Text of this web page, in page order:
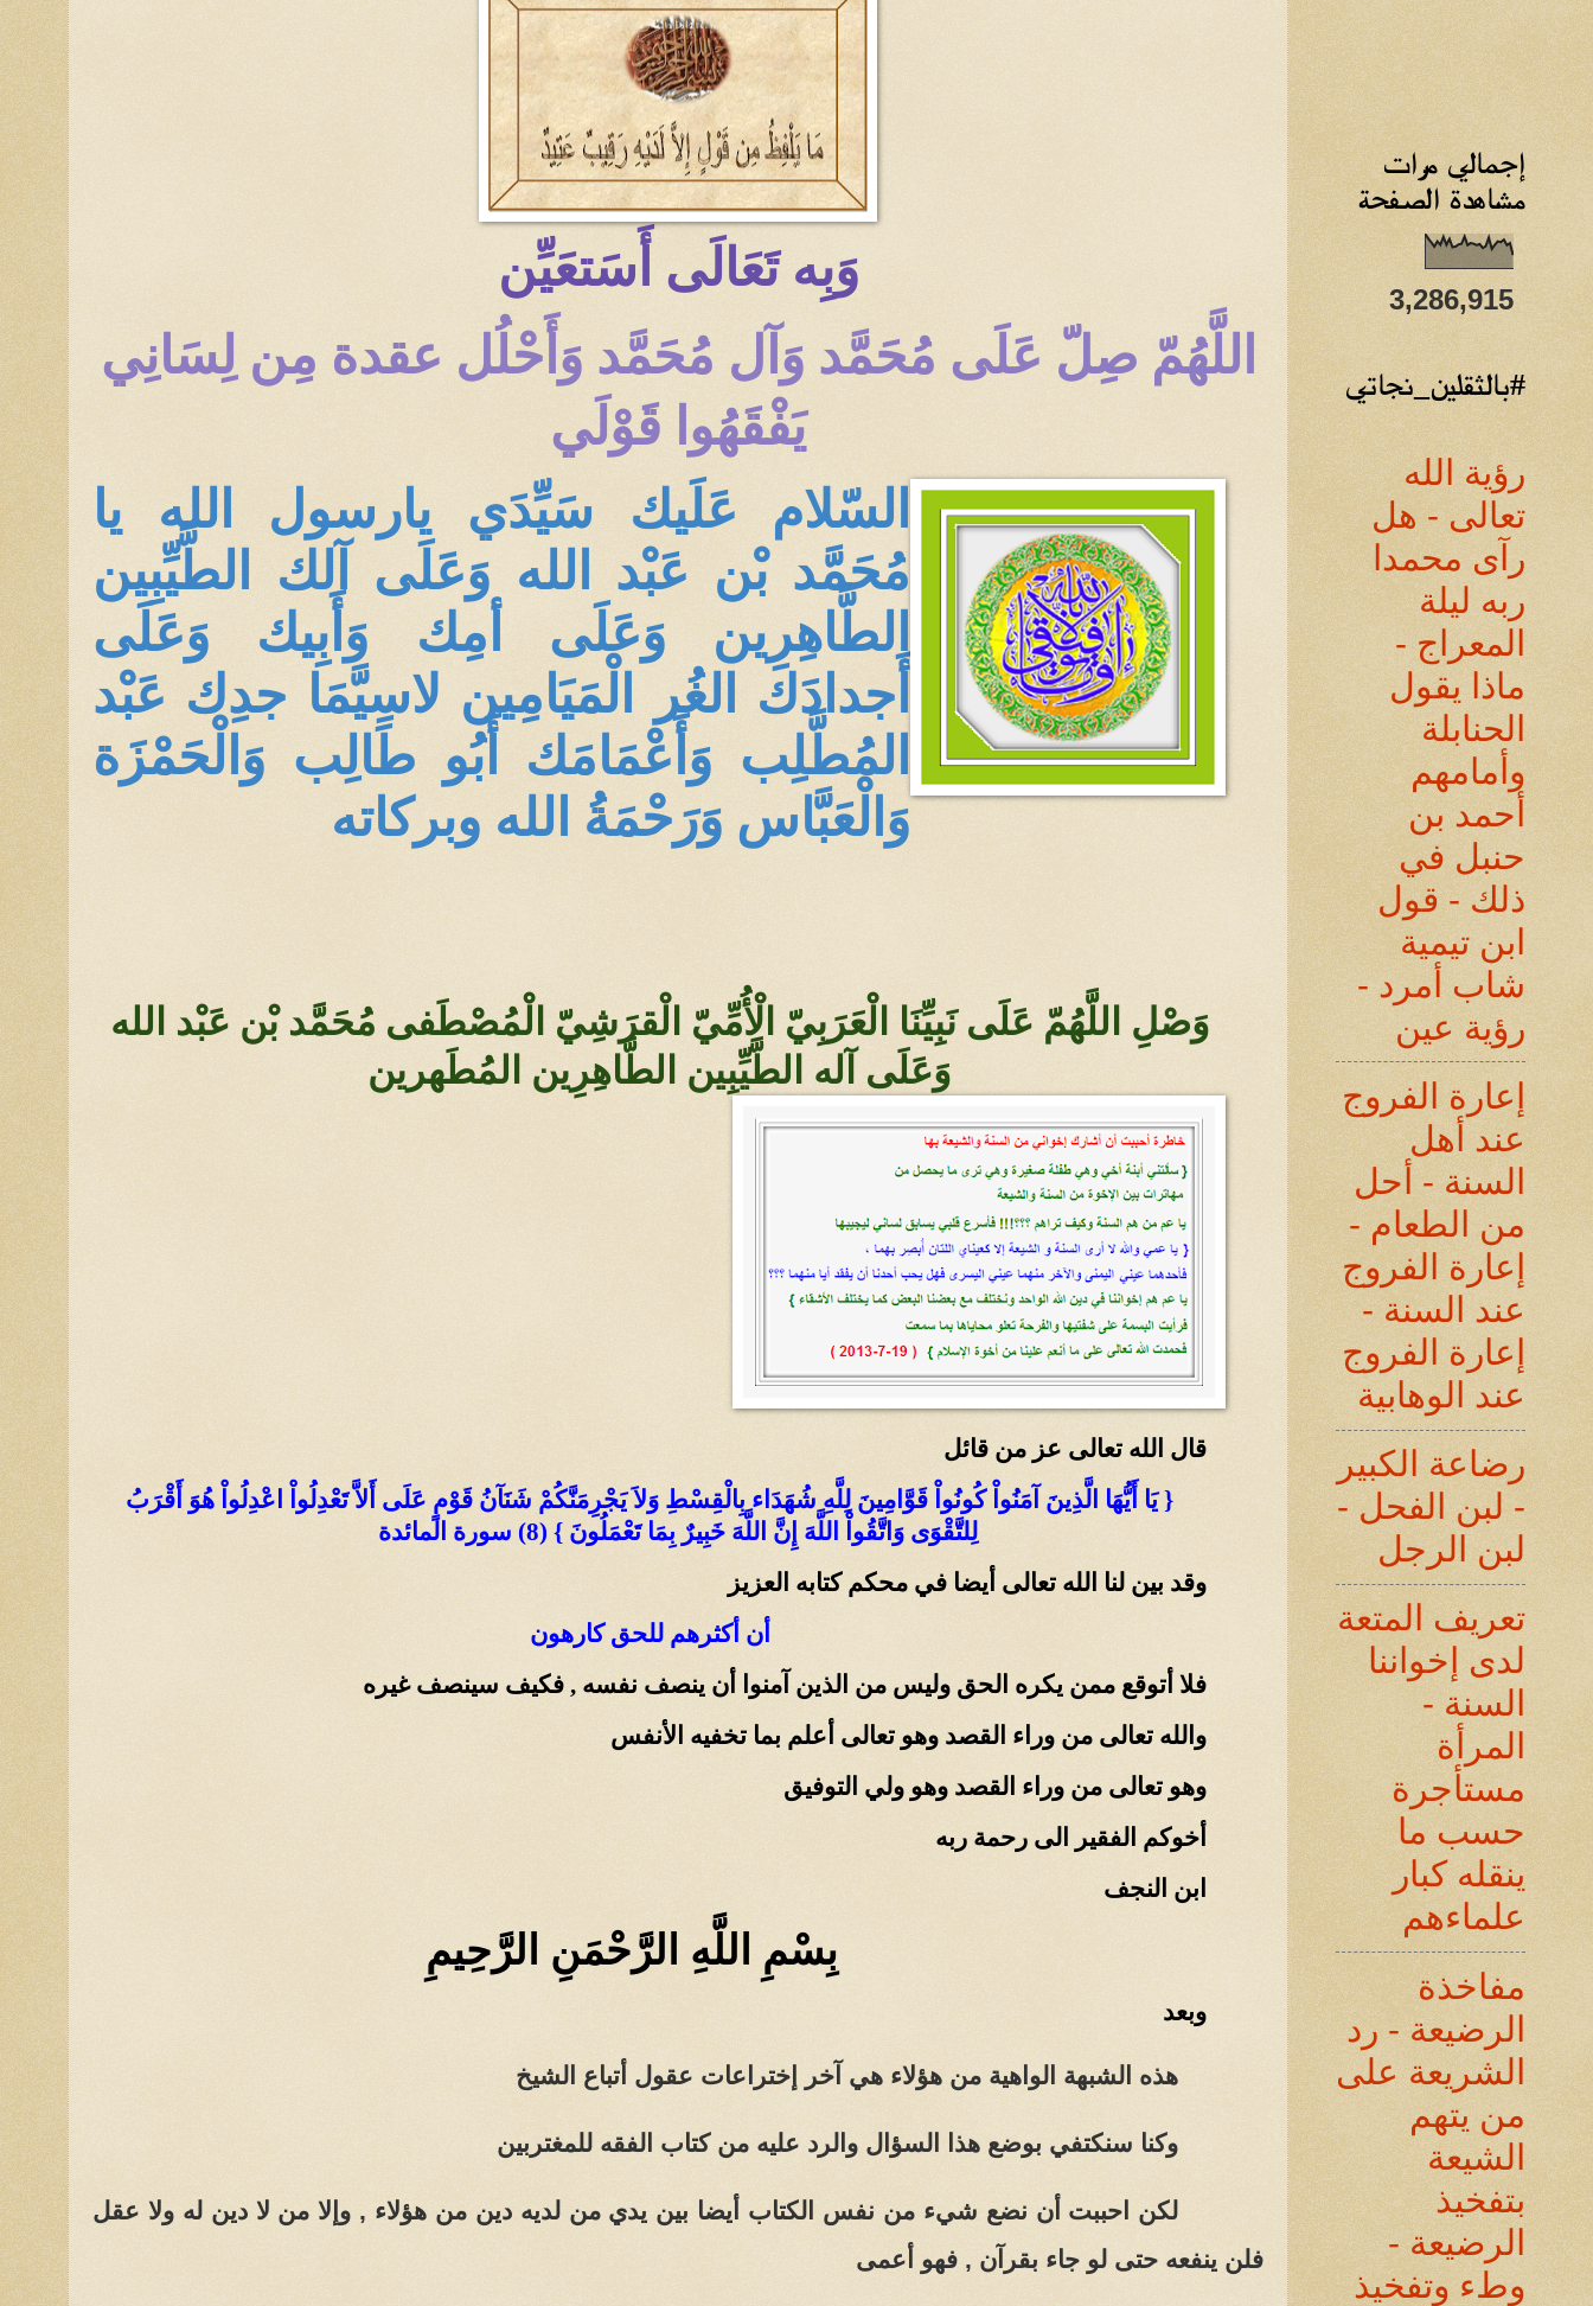
وَبِه تَعَالَى أَسَتعَيِّن
اللَّهُمّ صِلّ عَلَى مُحَمَّد وَآل مُحَمَّد وَأَحْلُل عقدة مِن لِسَانِي
يَفْقَهُوا قَوْلَي
السّلام عَلَيك سَيِّدَي يارسول الله يا
مُحَمَّد بْن عَبْد الله وَعَلَى آلك الطَّيِّبِين
الطَّاهِرِين وَعَلَى أمِك وَأَبِيك وَعَلَى
أَجدادَك الغُر الْمَيَامِين لاسِيَّمَا جدِك عَبْد
المُطَّلِب وَأَعْمَامَك أَبُو طَالِب وَالْحَمْزَة
وَالْعَبَّاس وَرَحْمَةُ الله وبركاته
وَصْلِ اللَّهُمّ عَلَى نَبِيِّنَا الْعَرَبِيّ الْأُمِّيّ الْقرَشِيّ الْمُصْطَفى مُحَمَّد بْن عَبْد الله
وَعَلَى آله الطَّيِّبِين الطَّاهِرِين المُطَهرين
قال الله تعالى عز من قائل
{ يَا أَيُّهَا الَّذِينَ آمَنُواْ كُونُواْ قَوَّامِينَ لِلَّهِ شُهَدَاء بِالْقِسْطِ وَلاَ يَجْرِمَنَّكُمْ شَنَآنُ قَوْمٍ عَلَى أَلاَّ تَعْدِلُواْ اعْدِلُواْ هُوَ أَقْرَبُ
لِلتَّقْوَى وَاتَّقُواْ اللَّهَ إِنَّ اللَّهَ خَبِيرٌ بِمَا تَعْمَلُونَ } (8) سورة المائدة
وقد بين لنا الله تعالى أيضا في محكم كتابه العزيز
أن أكثرهم للحق كارهون
فلا أتوقع ممن يكره الحق وليس من الذين آمنوا أن ينصف نفسه , فكيف سينصف غيره
والله تعالى من وراء القصد وهو تعالى أعلم بما تخفيه الأنفس
وهو تعالى من وراء القصد وهو ولي التوفيق
أخوكم الفقير الى رحمة ربه
ابن النجف
بِسْمِ اللَّهِ الرَّحْمَنِ الرَّحِيمِ
وبعد
هذه الشبهة الواهية من هؤلاء هي آخر إختراعات عقول أتباع الشيخ
وكنا سنكتفي بوضع هذا السؤال والرد عليه من كتاب الفقه للمغتربين
لكن احببت أن نضع شيء من نفس الكتاب أيضا بين يدي من لديه دين من هؤلاء , وإلا من لا دين له ولا عقل
فلن ينفعه حتى لو جاء بقرآن , فهو أعمى
إجمالي مرات
مشاهدة الصفحة
3,286,915
#بالثقلين_نجاتي
رؤية الله
تعالى - هل
رآى محمدا
ربه ليلة
المعراج -
ماذا يقول
الحنابلة
وأمامهم
أحمد بن
حنبل في
ذلك - قول
ابن تيمية
شاب أمرد -
رؤية عين
إعارة الفروج
عند أهل
السنة - أحل
من الطعام -
إعارة الفروج
عند السنة -
إعارة الفروج
عند الوهابية
رضاعة الكبير
- لبن الفحل -
لبن الرجل
تعريف المتعة
لدى إخواننا
السنة -
المرأة
مستأجرة
حسب ما
ينقله كبار
علماءهم
مفاخذة
الرضيعة - رد
الشريعة على
من يتهم
الشيعة
بتفخيذ
الرضيعة -
وطء وتفخيذ